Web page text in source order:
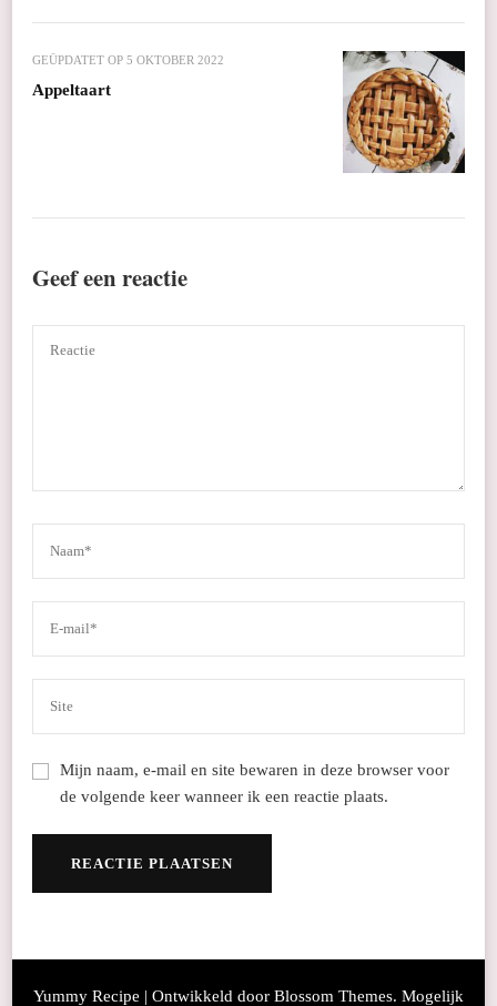
GEÜPDATET OP 5 OKTOBER 2022
Appeltaart
Geef een reactie
Mijn naam, e-mail en site bewaren in deze browser voor
de volgende keer wanneer ik een reactie plaats.
Yummy Recipe | Ontwikkeld door Blossom Themes. Mogelijk